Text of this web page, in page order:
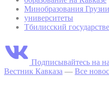
Минобразования Грузии
университеты
Тбилисский
Подписывайтесь на
Вестник Кавказа — Все